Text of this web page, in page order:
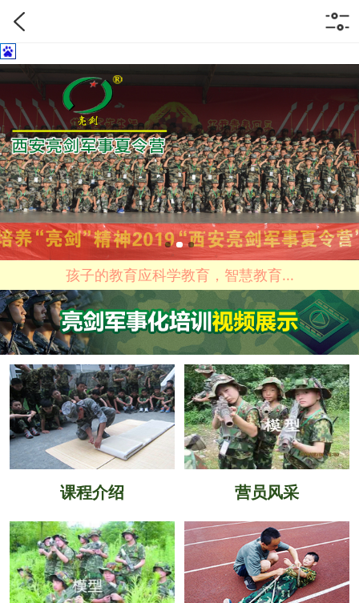
孩子的教育应科学教育，智慧教育...
课程介绍 营员风采